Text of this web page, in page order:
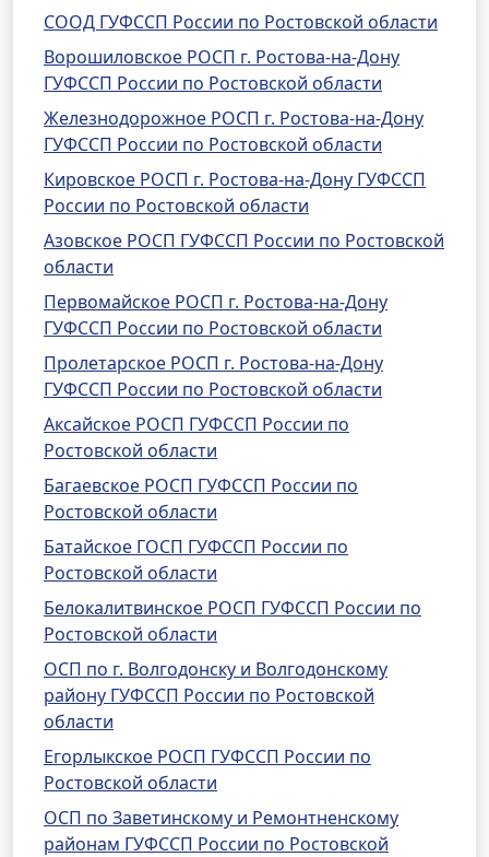
СООД ГУФССП России по Ростовской области
Ворошиловское РОСП г. Ростова-на-Дону
ГУФССП России по Ростовской области
Железнодорожное РОСП г. Ростова-на-Дону
ГУФССП России по Ростовской области
Кировское РОСП г. Ростова-на-Дону ГУФССП
России по Ростовской области
Азовское РОСП ГУФССП России по Ростовской
области
Первомайское РОСП г. Ростова-на-Дону
ГУФССП России по Ростовской области
Пролетарское РОСП г. Ростова-на-Дону
ГУФССП России по Ростовской области
Аксайское РОСП ГУФССП России по
Ростовской области
Багаевское РОСП ГУФССП России по
Ростовской области
Батайское ГОСП ГУФССП России по
Ростовской области
Белокалитвинское РОСП ГУФССП России по
Ростовской области
ОСП по г. Волгодонску и Волгодонскому
району ГУФССП России по Ростовской
области
Егорлыкское РОСП ГУФССП России по
Ростовской области
ОСП по Заветинскому и Ремонтненскому
районам ГУФССП России по Ростовской